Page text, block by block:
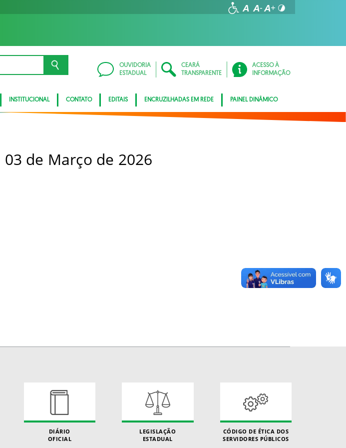
OUVIDORIA
ESTADUAL
CEARÁ
TRANSPARENTE
ACESSO À
INFORMAÇÃO
INSTITUCIONAL CONTATO EDITAIS ENCRUZILHADAS EM REDE PAINEL DINÂMICO
03 de Março de 2026
DIÁRIO
OFICIAL
LEGISLAÇÃO
ESTADUAL
CÓDIGO DE ÉTICA DOS
SERVIDORES PÚBLICOS